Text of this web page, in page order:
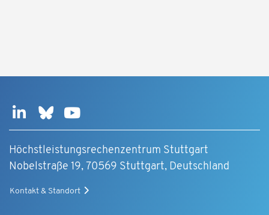
Höchstleistungsrechenzentrum Stuttgart
Nobelstraße 19, 70569 Stuttgart, Deutschland
Kontakt & Standort